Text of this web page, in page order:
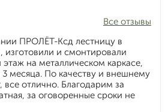
Все отзывы
ПРОЛЁТ-Ксд лестницу в
изготовили и смонтировали
на металлическом каркасе,
3 месяца. По качеству и внешнему
все отлично. Благодарим за
за оговоренные сроки не